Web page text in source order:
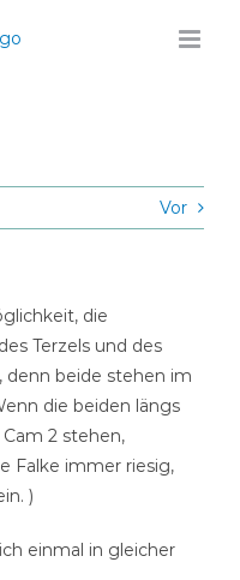
Vor
die
Terzels und des
denn beide stehen im
die beiden längs
2 stehen,
Falke immer riesig,
)
einmal in gleicher